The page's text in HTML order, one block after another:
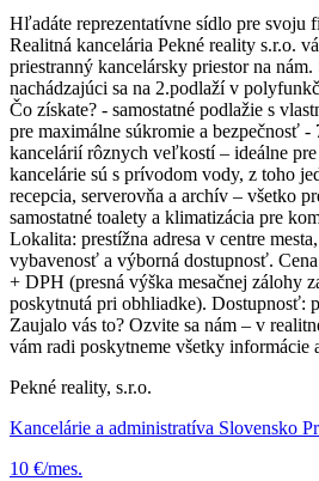
Hľadáte reprezentatívne sídlo pre svoju
Realitná kancelária Pekné reality s.r.o.
priestranný kancelársky priestor na
nachádzajúci sa na 2.podlaží v
Čo získate? - samostatné podlažie s
pre maximálne súkromie a bezpečnosť
kancelárií rôznych veľkostí – ideálne
kancelárie sú s prívodom vody, z toho
recepcia, serverovňa a archív – všetko
samostatné toalety a klimatizácia pre
Lokalita: prestížna adresa v centre
vybavenosť a výborná dostupnosť.
+ DPH (presná výška mesačnej zálohy
poskytnutá pri obhliadke). Dostupnosť:
Zaujalo vás to? Ozvite sa nám – v
vám radi poskytneme všetky informácie
Pekné reality, s.r.o.
Kancelárie a administratíva Slovensko
10 €/mes.